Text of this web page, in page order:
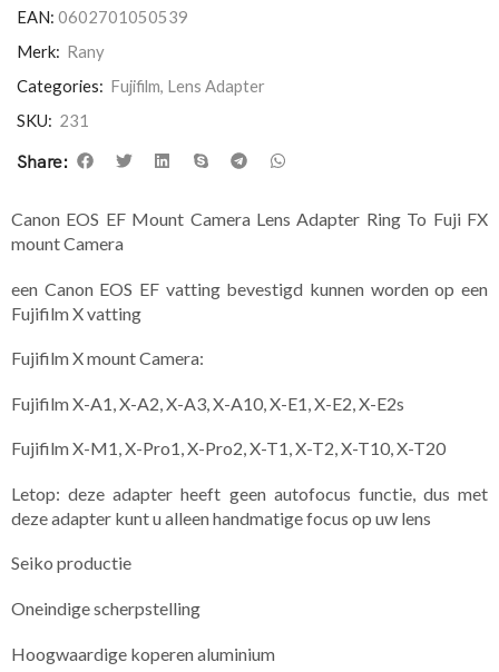
EAN: 0602701050539
Merk: Rany
Categories: Fujifilm, Lens Adapter
SKU: 231
Share:
Canon EOS EF Mount Camera Lens Adapter Ring To Fuji FX
mount Camera
een Canon EOS EF vatting bevestigd kunnen worden op een
Fujifilm X vatting
Fujifilm X mount Camera:
Fujifilm X-A1, X-A2, X-A3, X-A10, X-E1, X-E2, X-E2s
Fujifilm X-M1, X-Pro1, X-Pro2, X-T1, X-T2, X-T10, X-T20
Letop: deze adapter heeft geen autofocus functie, dus met
deze adapter kunt u alleen handmatige focus op uw lens
Seiko productie
Oneindige scherpstelling
Hoogwaardige koperen aluminium